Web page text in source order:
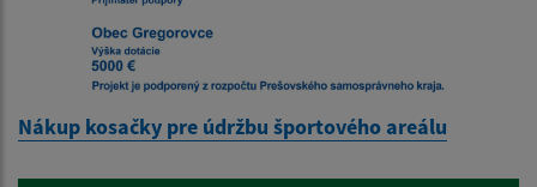
Nákup kosačky pre údržbu športového areálu